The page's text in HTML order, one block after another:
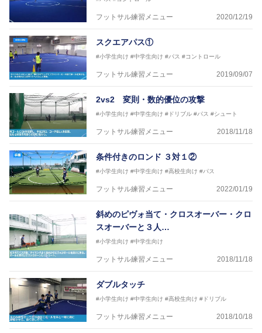
協会公認フットサルB級ライセンス
※全コーチボンフィンサッカースクール所属
フットサル練習メニュー 2020/12/19
スクエアパス①
#小学生向け #中学生向け #パス #コントロール
フットサル練習メニュー 2019/09/07
2vs2 変則・数的優位の攻撃
#小学生向け #中学生向け #ドリブル #パス #シュート
フットサル練習メニュー 2018/11/18
条件付きのロンド ３対１②
#小学生向け #中学生向け #高校生向け #パス
フットサル練習メニュー 2022/01/19
斜めのピヴォ当て・クロスオーバー・クロ
スオーバーと３人…
#小学生向け #中学生向け
フットサル練習メニュー 2018/11/18
ダブルタッチ
#小学生向け #中学生向け #高校生向け #ドリブル
フットサル練習メニュー 2018/10/18